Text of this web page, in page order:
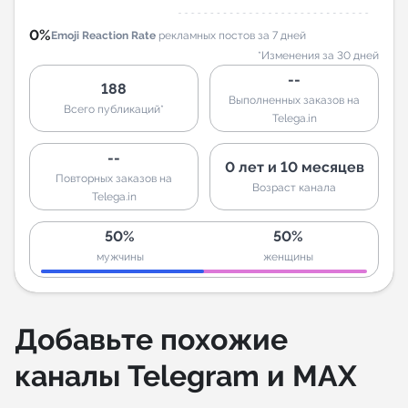
0%Emoji Reaction Rate рекламных постов за 7 дней
*Изменения за 30 дней
188
Всего публикаций*
--
Выполненных заказов на
Telega.in
--
Повторных заказов на
Telega.in
0 лет и 10 месяцев
Возраст канала
50%
мужчины
50%
женщины
Добавьте похожие
каналы Telegram и MAX